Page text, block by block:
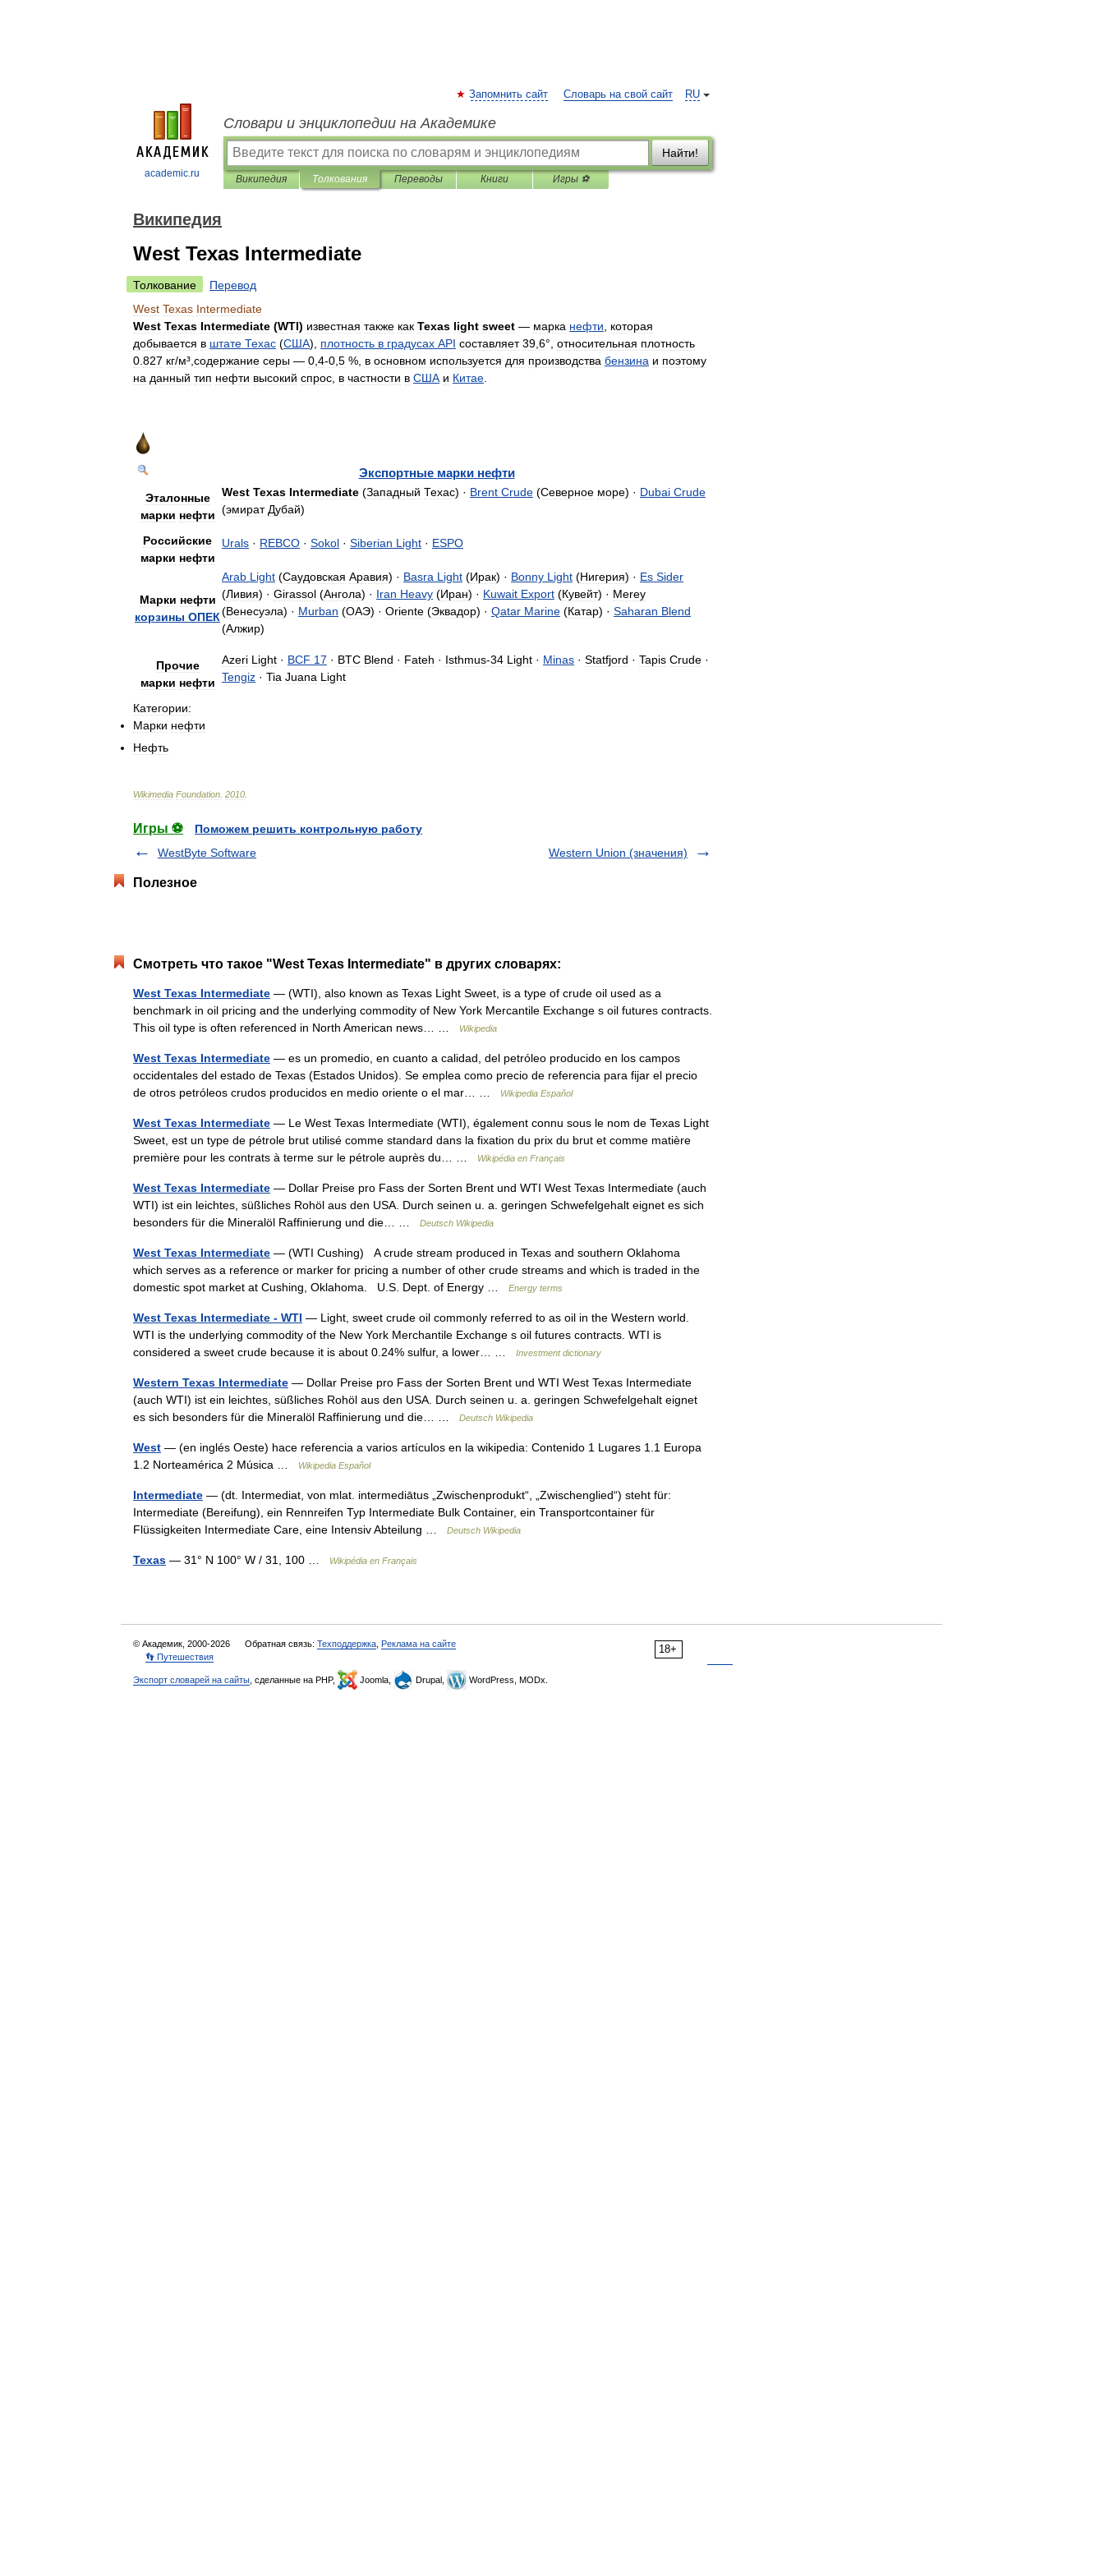
academic.ru
RU
Запомнить сайт Словарь на свой сайт
Словари и энциклопедии на Академике
Найти!
Википедия Толкования Переводы Книги Игры ⚽
Википедия
West Texas Intermediate
Толкование
Перевод
West Texas Intermediate
West Texas Intermediate (WTI) известная также как Texas light sweet — марка нефти
которая
добывается в штате Техас (США), плотность в градусах API составляет 39 6°, относительная плотность
0 827 кг/м³, содержание серы — 0 4-0 5 %, в основном используется для производства бензина и поэтому
на данный тип нефти высокий спрос в частности в США и Китае
Экспортные марки нефти
Эталонные
марки нефти
West Texas Intermediate (Западный Техас) · Brent Crude (Северное море) · Dubai Crude
(эмират Дубай)
Российские
марки нефти
Urals · REBCO · Sokol · Siberian Light · ESPO
Марки нефти
корзины ОПЕК
Arab Light (Саудовская Аравия) · Basra Light (Ирак) · Bonny Light (Нигерия) · Es Sider
(Ливия) · Girassol (Ангола) · Iran Heavy (Иран) · Kuwait Export (Кувейт) · Merey
(Венесуэла) · Murban (ОАЭ) · Oriente (Эквадор) · Qatar Marine (Катар) · Saharan Blend
(Алжир)
Прочие
марки нефти
Azeri Light · BCF 17 · BTC Blend · Fateh · Isthmus-34 Light · Minas · Statfjord · Tapis Crude ·
Tengiz · Tia Juana Light
Категории:
Марки нефти
Нефть
Wikimedia Foundation 2010
Игры ⚽
Поможем решить контрольную работу
WestByte Software
Western Union (значения)
Полезное
Смотреть что такое "West Texas Intermediate" в других словарях:
West Texas Intermediate — (WTI), also known as Texas Light Sweet, is a type of crude oil used as a
benchmark in oil pricing and the underlying commodity of New York Mercantile Exchange s oil futures contracts.
This oil type is often referenced in North American news… …
Wikipedia
West Texas Intermediate — es un promedio, en cuanto a calidad, del petróleo producido en los campos
occidentales del estado de Texas (Estados Unidos). Se emplea como precio de referencia para fijar el precio
de otros petróleos crudos producidos en medio oriente o el mar… …
Wikipedia Español
West Texas Intermediate — Le West Texas Intermediate (WTI), également connu sous le nom de Texas Light
Sweet, est un type de pétrole brut utilisé comme standard dans la fixation du prix du brut et comme matière
première pour les contrats à terme sur le pétrole auprès du… …
Wikipédia en Français
West Texas Intermediate — Dollar Preise pro Fass der Sorten Brent und WTI West Texas Intermediate (auch
WTI) ist ein leichtes, süßliches Rohöl aus den USA. Durch seinen u. a. geringen Schwefelgehalt eignet es sich
besonders für die Mineralöl Raffinierung und die… …
Deutsch Wikipedia
West Texas Intermediate — (WTI Cushing) A crude stream produced in Texas and southern Oklahoma
which serves as a reference or marker for pricing a number of other crude streams and which is traded in the
domestic spot market at Cushing, Oklahoma. U.S. Dept. of Energy …
Energy terms
West Texas Intermediate - WTI — Light, sweet crude oil commonly referred to as oil in the Western world.
WTI is the underlying commodity of the New York Merchantile Exchange s oil futures contracts. WTI is
considered a sweet crude because it is about 0.24% sulfur, a lower… …
Investment dictionary
Western Texas Intermediate — Dollar Preise pro Fass der Sorten Brent und WTI West Texas Intermediate
(auch WTI) ist ein leichtes, süßliches Rohöl aus den USA. Durch seinen u. a. geringen Schwefelgehalt eignet
es sich besonders für die Mineralöl Raffinierung und die… …
Deutsch Wikipedia
West — (en inglés Oeste) hace referencia a varios artículos en la wikipedia: Contenido 1 Lugares 1.1 Europa
1.2 Norteamérica 2 Música …
Wikipedia Español
Intermediate — (dt. Intermediat, von mlat. intermediātus „Zwischenprodukt“, „Zwischenglied“) steht für:
Intermediate (Bereifung), ein Rennreifen Typ Intermediate Bulk Container, ein Transportcontainer für
Flüssigkeiten Intermediate Care, eine Intensiv Abteilung …
Deutsch Wikipedia
Texas — 31° N 100° W / 31, 100 … Wikipédia en Français
18+
© Академик, 2000-2026 Обратная связь: Техподдержка Реклама на сайте
👣 Путешествия
Экспорт словарей на сайты , сделанные на PHP, Joomla, Drupal, WordPress, MODx.